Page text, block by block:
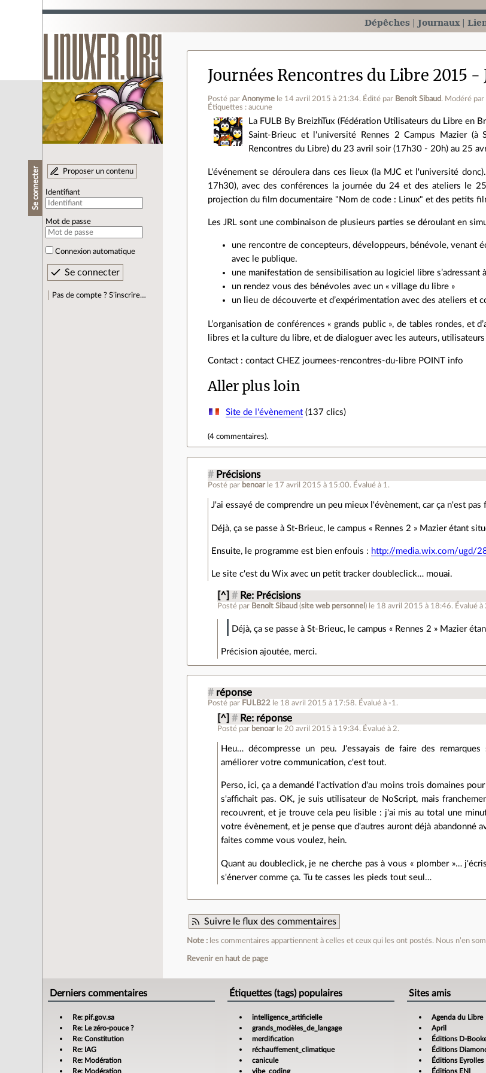
Dépêches Journaux
Se connecter Proposer un contenu
Identifiant
Mot de passe
Connexion automatique
Pas de compte ? S’inscrire…
Journées Rencontres du Libre 2015 -
Posté parAnonyme le 14 avril 2015 à 21:34. Édité par Benoît Sibaud. Modéré par
Étiquettes : aucune
La FULB By BreizhTux (Fédération Utilisateurs du Libre en
Saint-Brieuc et l'université Rennes 2 Campus Mazier (à
Rencontres du Libre) du 23 avril soir (17h30 - 20h) au 25
L'événement se déroulera dans ces lieux (la MJC et l'université
17h30), avec des conférences la journée du 24 et des ateliers le
projection du film documentaire "Nom de code : Linux" et des petits
Les JRL sont une combinaison de plusieurs parties se déroulant en
une rencontre de concepteurs, développeurs, bénévole, venant
avec le publique.
une manifestation de sensibilisation au logiciel libre
un rendez vous des bénévoles avec un « village du libre »
un lieu de découverte et d’expérimentation avec des ateliers et
L’organisation de conférences « grands public », de tables rondes, et
libres et la culture du libre, et de dialoguer avec les auteurs,
Contact : contact CHEZ journees-rencontres-du-libre POINT info
Aller plus loin
Site de l'évènement(137 clics)
(4 commentaires).
# Précisions
Posté par benoar le 17 avril 2015 à 15:00. Évalué à 1 .
J'ai essayé de comprendre un peu mieux l'évènement, car ça n'est pas
Déjà, ça se passe à St-Brieuc, le campus « Rennes 2 » Mazier étant
Ensuite, le programme est bien enfouis : http://media.wix.com/ugd/
Le site c'est du Wix avec un petit tracker doubleclick… mouai.
[^] # Re: Précisions
Posté par Benoît Sibaud (site web personnel ) le 18 avril 2015 à 18:46. Évalué à
Déjà, ça se passe à St-Brieuc, le campus « Rennes 2 » Mazier
Précision ajoutée, merci.
# réponse
Posté par FULB22 le 18 avril 2015 à 17:58. Évalué à -1 .
[^] # Re: réponse
Posté par benoar le 20 avril 2015 à 19:34. Évalué à 2.
Heu… décompresse un peu. J'essayais de faire des
améliorer votre communication, c'est tout.
Perso, ici, ça a demandé l'activation d'au moins trois domaines
s'affichait pas. OK, je suis utilisateur de NoScript, mais
recouvrent, et je trouve cela peu lisible : j'ai mis au total une
votre évènement, et je pense que d'autres auront déjà abandonné
faites comme vous voulez, hein.
Quant au doubleclick, je ne cherche pas à vous « plomber »…
s'énerver comme ça. Tu te casses les pieds tout seul…
Suivre le flux des commentaires
Note : les commentaires appartiennent à celles et ceux qui les ont postés. Nous n’en
Revenir en haut de page
Derniers commentaires
Re: pif.gov.sa
Re: Le zéro-pouce ?
Re: Constitution
Re: IAG
Re: Modération
Re: Modération
Étiquettes (tags) populaires
intelligence_artificielle
grands_modèles_de_langage
merdification
réchauffement_climatique
canicule
vibe_coding
Sites amis
Agenda du Libre
April
Éditions D-
Éditions
Éditions Eyrolles
Éditions ENI